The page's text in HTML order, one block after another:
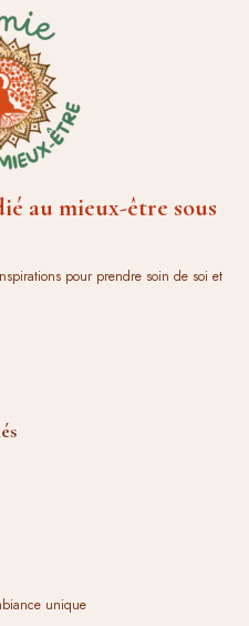
au mieux-être sous
pour prendre soin de soi et
unique